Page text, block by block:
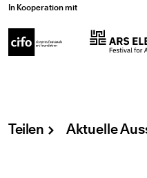
In Kooperation mit
Teilen Aktuelle